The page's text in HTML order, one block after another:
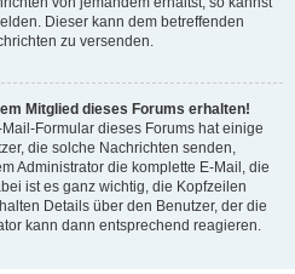
Dieser kann dem betreffenden
zu versenden.
Mitglied dieses Forums erhalten!
Formular dieses Forums hat einige
die solche Nachrichten senden,
Administrator die komplette E-Mail, die
ist es ganz wichtig, die Kopfzeilen
Details über den Benutzer, der die
kann dann entsprechend reagieren.